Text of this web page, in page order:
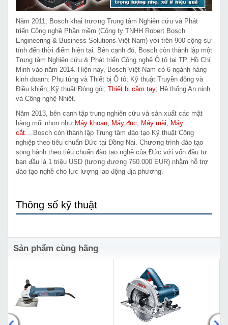
Năm 2011, Bosch khai trương Trung tâm Nghiên cứu và Phát
triển Công nghệ Phần mềm (Công ty TNHH Robert Bosch
Engineering & Business Solutions Việt Nam) với trên 900 cộng sự
tính đến thời điểm hiện tại. Bên cạnh đó, Bosch còn thành lập một
Trung tâm Nghiên cứu & Phát triển Công nghệ Ô tô tại TP. Hồ Chí
Minh vào năm 2014. Hiện nay, Bosch Việt Nam có 6 ngành hàng
kinh doanh: Phụ tùng và Thiết bị Ô tô; Kỹ thuật Truyền động và
Điều khiển; Kỹ thuật Đóng gói; Thiết bị cầm tay; Hệ thống An ninh
và Công nghệ Nhiệt.
Năm 2013, bên cạnh tập trung nghiên cứu và sản xuất các mặt
hàng mũi nhọn như Máy khoan, Máy đục, Máy mài, Máy
cắt....Bosch còn thành lập Trung tâm đào tạo Kỹ thuật Công
nghiệp theo tiêu chuẩn Đức tại Đồng Nai. Chương trình đào tạo
song hành theo tiêu chuẩn đào tạo nghề của Đức với vốn đầu tư
ban đầu là 1 triệu USD (tương đương 760.000 EUR) nhằm hỗ trợ
đào tạo nghề cho lực lượng lao động địa phương.
Thông số kỹ thuật
Sản phẩm cùng hãng